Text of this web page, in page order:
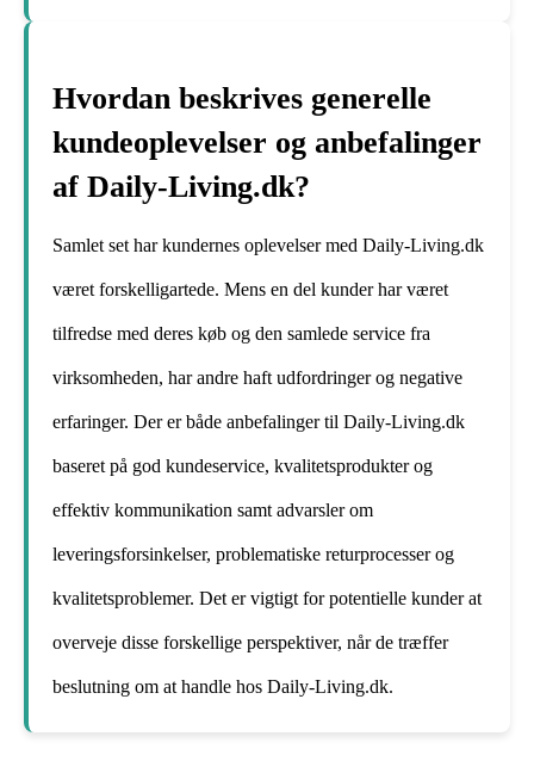
Hvordan beskrives generelle
kundeoplevelser og anbefalinger
af Daily-Living.dk?
Samlet set har kundernes oplevelser med Daily-Living.dk
været forskelligartede. Mens en del kunder har været
tilfredse med deres køb og den samlede service fra
virksomheden, har andre haft udfordringer og negative
erfaringer. Der er både anbefalinger til Daily-Living.dk
baseret på god kundeservice, kvalitetsprodukter og
effektiv kommunikation samt advarsler om
leveringsforsinkelser, problematiske returprocesser og
kvalitetsproblemer. Det er vigtigt for potentielle kunder at
overveje disse forskellige perspektiver, når de træffer
beslutning om at handle hos Daily-Living.dk.